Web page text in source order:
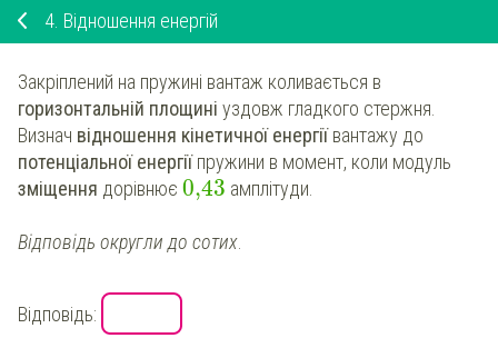
4. Відношення енергій
Закріплений на пружині вантаж коливається в
горизонтальній площині уздовж гладкого стержня.
Визнач відношення кінетичної енергіївантажу до
потенціальної енергіїпружини в момент, коли модуль
зміщення дорівнює 0,43 амплітуди.
Відповідь округли до сотих.
Відповідь: